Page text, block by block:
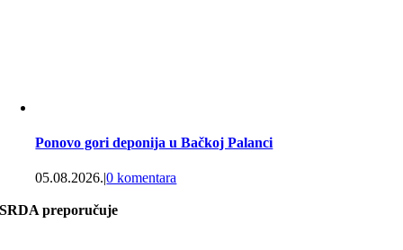
Ponovo gori deponija u Bačkoj Palanci
05.08.2026.|0 komentara
SRDA preporučuje